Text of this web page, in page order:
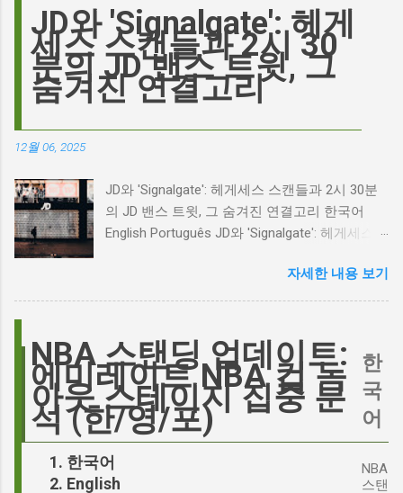
이 그 시작입니다. 하지만 그 이면에는 '연기'라
는 예술에 대한 깊은 갈망과, 완벽주의를 향한
끊임없는 열망이 숨겨져 있습니다. Photo by
Plufow Le Studio on Unsplash 폭풍의 언덕, 그
리고 캐스팅 논쟁의 불씨 최근 몇 주 동안 영화
하는 동시에 우려를 표했습니다. 일부에서는 엘
로디의 이미지가 원작 속 히스클리프와는 다소
거리가 있다는 의견을 제시하며 캐스팅에 대한
한 비판에 대해 "기다려 보세요. 믿으세요. 분명
의 이미지가 원작과 부합하는지 여부를 넘어, 우
리가 '히스클리프'라는 인물에게 기대하는 바가
무엇인지, 그리고 배우가 그 기대를 어떻게 충족
시킬 수 있는지에 대한 근본적인 질문을 던집니
다. 다니엘 데이 루이스, '진정성'의 대명사 이 지
점에서 다니엘 데이 루이스의 이름이 등장하는
것은 결코 우연이 아닙니다. 그는 '메소드 연
JD와 'Signalgate': 헤게
세스 스캔들과 2시 30
분의 JD 밴스 트윗, 그
숨겨진 연결고리
12월 06, 2025
JD와 'Signalgate': 헤게세스 스캔들과 2시 30분
의 JD 밴스 트윗, 그 숨겨진 연결고리 한국어
English Português JD와 'Signalgate': 헤게세스
연결고리 오늘의 구글 트렌드 인기 검색어 'jd'는
단순히 두 글자의 약자가 아닙니다. 최근 미국
'Signalgate' 스캔들과 깊숙이 연결되어 있습니
다. 폭스뉴스 진행자 피트 헤게세스(Pete
Hegseth)를 중심으로 벌어진 이 스캔들은 예상
치 못한 인물, JD 밴스(JD Vance)의 이름까지 소
환하며 파장을 일으키고 있습니다. 왜 'jd'가 갑자
들이 어떻게 얽혀있는 것일까요? 최대100%세일
자세한 내용 보기
NBA 스탠딩 업데이트:
에미레이트 NBA 컵 녹
아웃 스테이지 집중 분
석 (한/영/포)
한국어
English
한
국
어
NBA
스탠